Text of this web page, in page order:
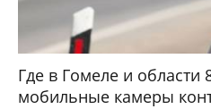
Где в Гомеле и области
мобильные камеры